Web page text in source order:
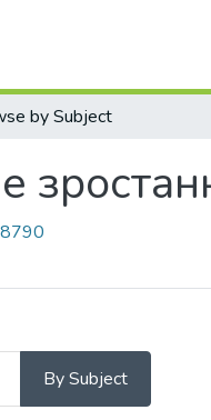
by Subject
By Subject